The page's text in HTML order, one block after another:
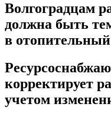
Волгоградцам
должна быть
в отопительный
корректирует
учетом